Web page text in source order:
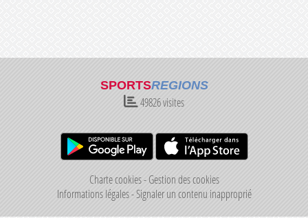
SPORTSREGIONS
49826visites
Charte cookies Gestion des cookies
Informations légales Signaler un contenu inapproprié